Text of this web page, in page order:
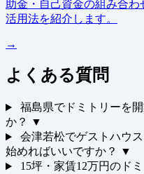
助金・自己資金の組み合
活用法を紹介します。
→
よくある質問
福島県でドミトリーを
か？
▼
会津若松でゲストハウ
始めればいいですか？
▼
15坪・家賃12万円のド